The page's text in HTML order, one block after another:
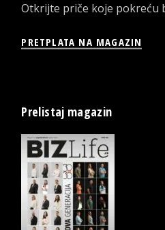
Otkrijte priče koje pokreću
PRETPLATA NA MAGAZIN
Prelistaj magazin